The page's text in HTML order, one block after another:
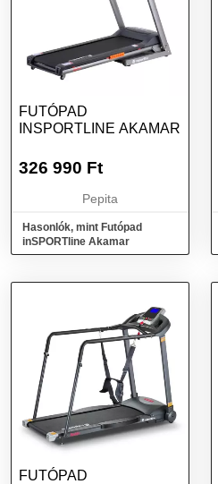
FUTÓPAD
INSPORTLINE AKAMAR
326 990 Ft
Pepita
Hasonlók, mint Futópad
inSPORTline Akamar
FUTÓPAD